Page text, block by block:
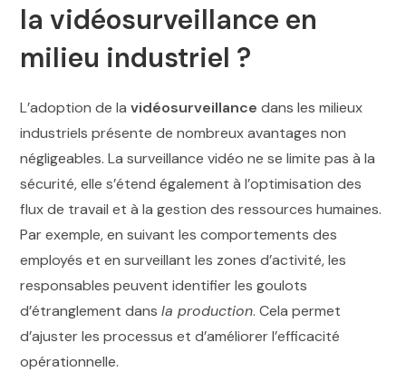
la vidéosurveillance en
milieu industriel ?
L’adoption de lavidéosurveillance dans les milieux
industriels présente de nombreux avantages non
négligeables. La surveillance vidéo ne se limite pas à la
sécurité, elle s’étend également à l’optimisation des
flux de travail et à la gestion des ressources humaines.
Par exemple, en suivant les comportements des
employés et en surveillant les zones d’activité, les
responsables peuvent identifier les goulots
d’étranglement dansla production. Cela permet
d’ajuster les processus et d’améliorer l’efficacité
opérationnelle.